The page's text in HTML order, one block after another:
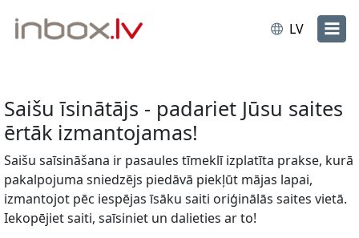
LV
Saišu īsinātājs - padariet Jūsu saites
ērtāk izmantojamas!
Saišu saīsināšana ir pasaules tīmeklī izplatīta prakse, kurā
pakalpojuma sniedzējs piedāvā piekļūt mājas lapai,
izmantojot pēc iespējas īsāku saiti oriģinālās saites vietā.
Iekopējiet saiti, saīsiniet un dalieties ar to!